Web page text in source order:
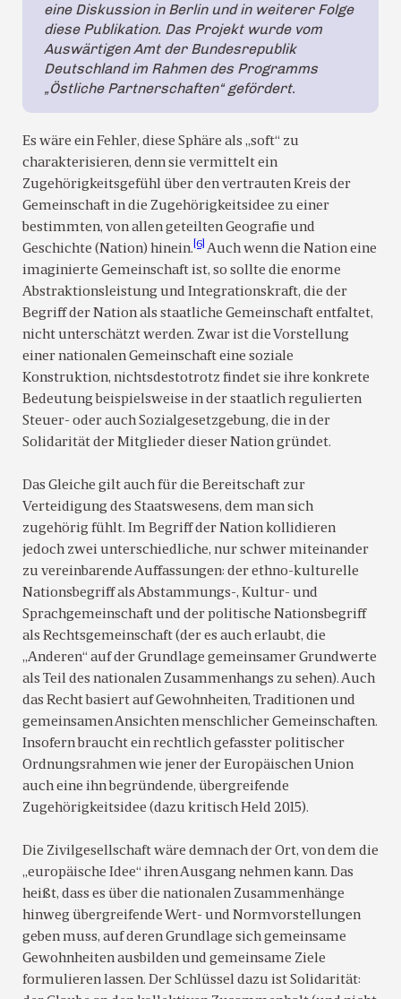
eine Diskussion in Berlin und in weiterer Folge
diese Publikation. Das Projekt wurde vom
Auswärtigen Amt der Bundesrepublik
Deutschland im Rahmen des Programms
„Östliche Partnerschaften“ gefördert.
Es wäre ein Fehler, diese Sphäre als „soft“ zu
charakterisieren, denn sie vermittelt ein
Zugehörigkeitsgefühl über den vertrauten Kreis der
Gemeinschaft in die Zugehörigkeitsidee zu einer
bestimmten, von allen geteilten Geografie und
Geschichte (Nation) hinein. [6] Auch wenn die Nation eine
imaginierte Gemeinschaft ist, so sollte die enorme
Abstraktionsleistung und Integrationskraft, die der
Begriff der Nation als staatliche Gemeinschaft entfaltet,
nicht unterschätzt werden. Zwar ist die Vorstellung
einer nationalen Gemeinschaft eine soziale
Konstruktion, nichtsdestotrotz findet sie ihre konkrete
Bedeutung beispielsweise in der staatlich regulierten
Steuer- oder auch Sozialgesetzgebung, die in der
Solidarität der Mitglieder dieser Nation gründet.
Das Gleiche gilt auch für die Bereitschaft zur
Verteidigung des Staatswesens, dem man sich
zugehörig fühlt. Im Begriff der Nation kollidieren
jedoch zwei unterschiedliche, nur schwer miteinander
zu vereinbarende Auffassungen: der ethno-kulturelle
Nationsbegriff als Abstammungs-, Kultur- und
Sprachgemeinschaft und der politische Nationsbegriff
als Rechtsgemeinschaft (der es auch erlaubt, die
„Anderen“ auf der Grundlage gemeinsamer Grundwerte
als Teil des nationalen Zusammenhangs zu sehen). Auch
das Recht basiert auf Gewohnheiten, Traditionen und
gemeinsamen Ansichten menschlicher Gemeinschaften.
Insofern braucht ein rechtlich gefasster politischer
Ordnungsrahmen wie jener der Europäischen Union
auch eine ihn begründende, übergreifende
Zugehörigkeitsidee (dazu kritisch Held 2015).
Die Zivilgesellschaft wäre demnach der Ort, von dem die
„europäische Idee“ ihren Ausgang nehmen kann. Das
heißt, dass es über die nationalen Zusammenhänge
hinweg übergreifende Wert- und Normvorstellungen
geben muss, auf deren Grundlage sich gemeinsame
Gewohnheiten ausbilden und gemeinsame Ziele
formulieren lassen. Der Schlüssel dazu ist Solidarität: